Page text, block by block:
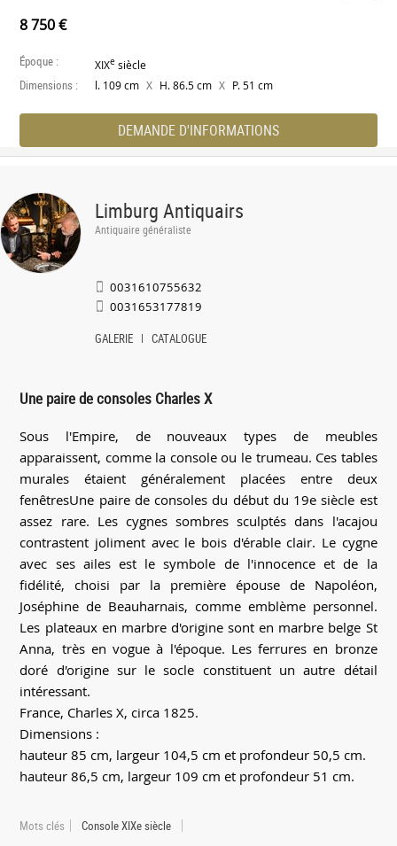
8 750 €
Époque : XIXe siècle
Dimensions : l. 109 cm X H. 86.5 cm X P. 51 cm
DEMANDE D'INFORMATIONS
Limburg Antiquairs
Antiquaire généraliste
0031610755632
0031653177819
GALERIE CATALOGUE
Une paire de consoles Charles X
Sous l'Empire, de nouveaux types de meubles
apparaissent, comme la console ou le trumeau. Ces tables
murales étaient généralement placées entre deux
fenêtresUne paire de consoles du début du 19e siècle est
assez rare. Les cygnes sombres sculptés dans l'acajou
contrastent joliment avec le bois d'érable clair. Le cygne
avec ses ailes est le symbole de l'innocence et de la
fidélité, choisi par la première épouse de Napoléon,
Joséphine de Beauharnais, comme emblème personnel.
Les plateaux en marbre d'origine sont en marbre belge St
Anna, très en vogue à l'époque. Les ferrures en bronze
doré d'origine sur le socle constituent un autre détail
intéressant.
France, Charles X, circa 1825.
Dimensions :
hauteur 85 cm, largeur 104,5 cm et profondeur 50,5 cm.
hauteur 86,5 cm, largeur 109 cm et profondeur 51 cm.
Mots clés Console XIXe siècle